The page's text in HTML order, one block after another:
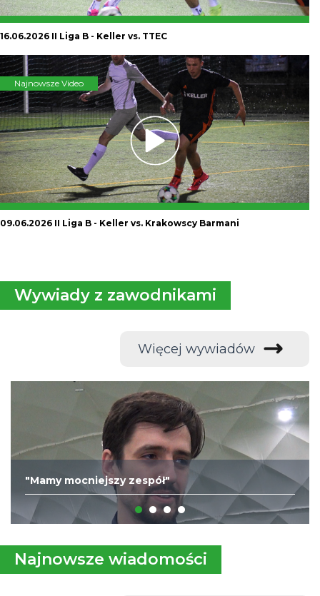
16.06.2026 II Liga B - Keller vs. TTEC
Najnowsze Video
09.06.2026 II Liga B - Keller vs. Krakowscy Barmani
Wywiady z zawodnikami
Więcej wywiadów
"Mamy mocniejszy zespół"
Najnowsze wiadomości